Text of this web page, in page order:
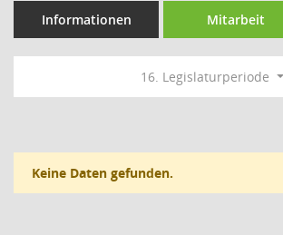
Informationen Mitarbeit
16. Legislaturperiode
Keine Daten gefunden.